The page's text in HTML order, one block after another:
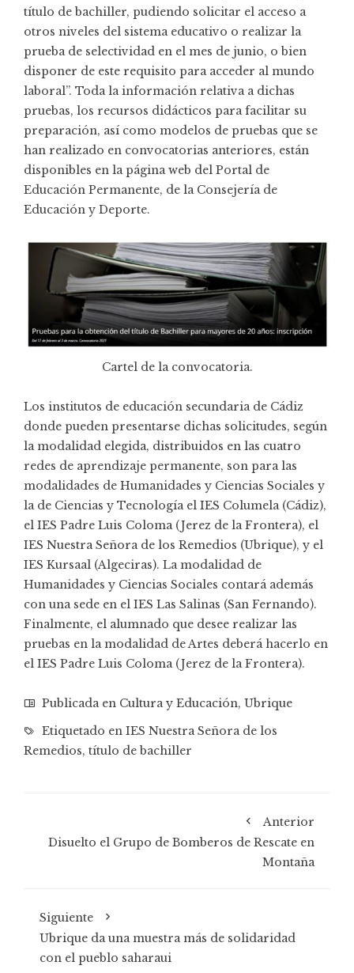
título de bachiller, pudiendo solicitar el acceso a
otros niveles del sistema educativo o realizar la
prueba de selectividad en el mes de junio, o bien
disponer de este requisito para acceder al mundo
laboral”. Toda la información relativa a dichas
pruebas, los recursos didácticos para facilitar su
preparación, así como modelos de pruebas que se
han realizado en convocatorias anteriores, están
disponibles en lapágina web del Portal de
Educación Permanente, de la Consejería de
Educación y Deporte.
Cartel de la convocatoria.
Los institutos de educación secundaria de Cádiz
donde pueden presentarse dichas solicitudes, según
la modalidad elegida, distribuidos en las cuatro
redes de aprendizaje permanente, son para las
modalidades de Humanidades y Ciencias Sociales y
la de Ciencias y Tecnología el IES Columela (Cádiz),
el IES Padre Luis Coloma (Jerez de la Frontera), el
IES Nuestra Señora de los Remedios (Ubrique), y el
IES Kursaal (Algeciras). La modalidad de
Humanidades y Ciencias Sociales contará además
con una sede en el IES Las Salinas (San Fernando).
Finalmente, el alumnado que desee realizar las
pruebas en la modalidad de Artes deberá hacerlo en
el IES Padre Luis Coloma (Jerez de la Frontera).
Publicada en Cultura y Educación, Ubrique
Etiquetado en IES Nuestra Señora de los
Remedios, título de bachiller
Anterior
Disuelto el Grupo de Bomberos de Rescate en
Montaña
Siguiente
Ubrique da una muestra más de solidaridad
con el pueblo saharaui